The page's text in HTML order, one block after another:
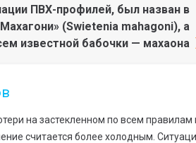
ПВХ-профилей, был назван в
(Swietenia mahagoni), а
известной бабочки — махаона
на застекленном по всем правилам
считается более холодным.